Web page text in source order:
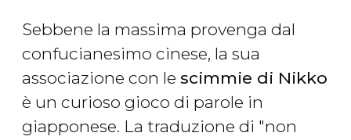
Sebbene la massima provenga dal
confucianesimo cinese, la sua
associazione con le scimmie di Nikko
è un curioso gioco di parole in
giapponese. La traduzione di "non